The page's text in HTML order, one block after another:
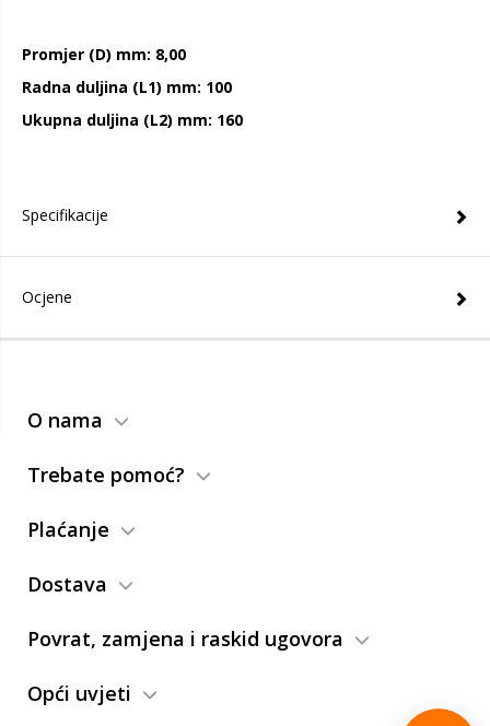
Promjer (D) mm: 8,00
Radna duljina (L1) mm: 100
Ukupna duljina (L2) mm: 160
Specifikacije
Ocjene
O nama
Trebate pomoć?
Plaćanje
Dostava
Povrat, zamjena i raskid ugovora
Opći uvjeti